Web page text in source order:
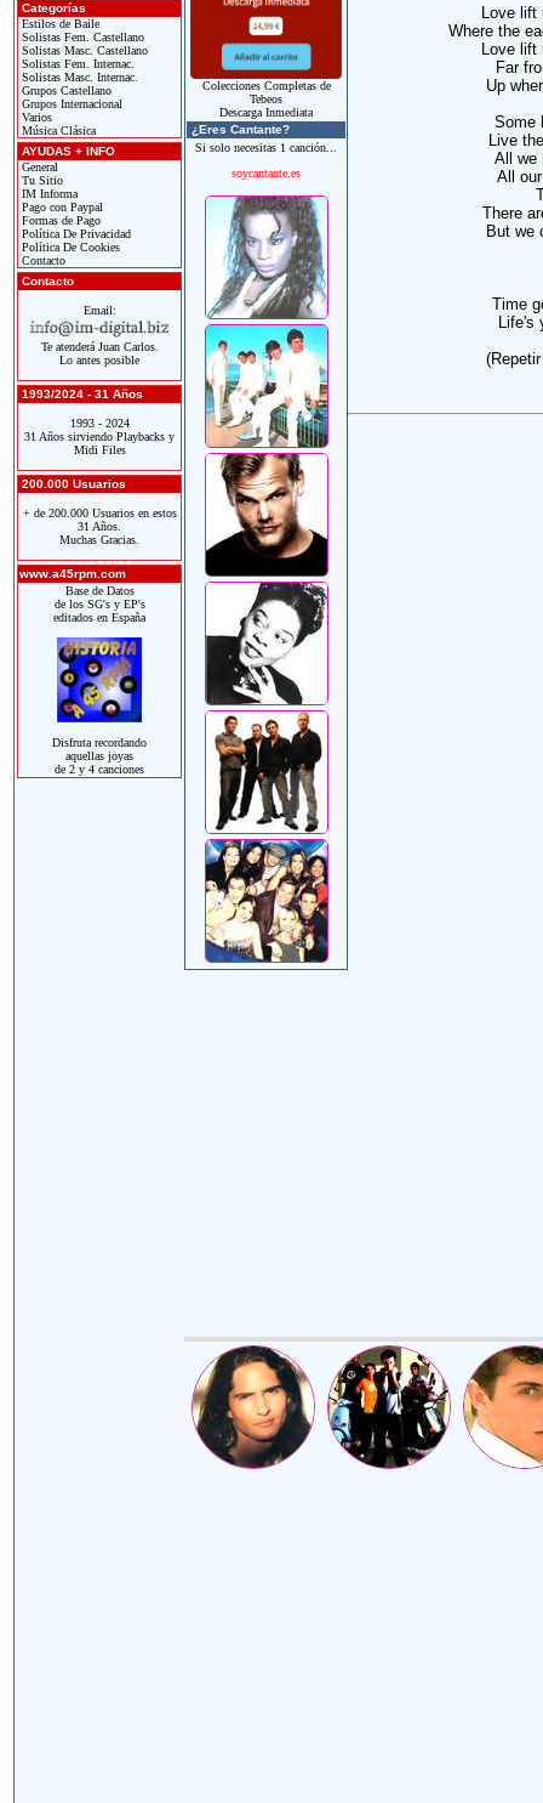
Categorías
Estilos de Baile
Solistas Fem. Castellano
Solistas Masc. Castellano
Solistas Fem. Internac.
Solistas Masc. Internac.
Grupos Castellano
Grupos Internacional
Varios
Música Clásica
AYUDAS + INFO
General
Tu Sitio
IM Informa
Pago con Paypal
Formas de Pago
Política De Privacidad
Política De Cookies
Contacto
Contacto
Email:
Te atenderá Juan Carlos.
Lo antes posible
1993/2024 - 31 Años
1993 - 2024
31 Años sirviendo Playbacks y
Midi Files
200.000 Usuarios
+ de 200.000 Usuarios en estos
31 Años.
Muchas Gracias.
www.a45rpm.com
Base de Datos
de los SG's y EP's
editados en España
Disfruta recordando
aquellas joyas
de 2 y 4 canciones
Colecciones Completas de
Tebeos
Descarga Inmediata
¿Eres Cantante?
Si solo necesitas 1 canción...
soycantante.es
Love lift
Where the
Love lift
Far
Up
Some
Live
All we
All
There
But we
Time
Life's